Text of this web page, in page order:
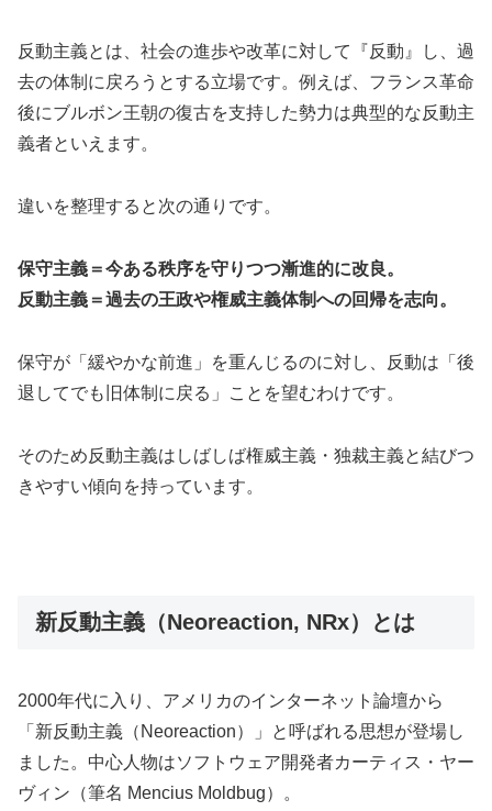
反動主義とは、社会の進歩や改革に対して『反動』し、過
去の体制に戻ろうとする立場です。例えば、フランス革命
後にブルボン王朝の復古を支持した勢力は典型的な反動主
義者といえます。
違いを整理すると次の通りです。
保守主義＝今ある秩序を守りつつ漸進的に改良。
反動主義＝過去の王政や権威主義体制への回帰を志向。
保守が「緩やかな前進」を重んじるのに対し、反動は「後
退してでも旧体制に戻る」ことを望むわけです。
そのため反動主義はしばしば権威主義・独裁主義と結びつ
きやすい傾向を持っています。
新反動主義（Neoreaction, NRx）とは
2000年代に入り、アメリカのインターネット論壇から
「新反動主義（Neoreaction）」と呼ばれる思想が登場し
ました。中心人物はソフトウェア開発者カーティス・ヤー
ヴィン（筆名 Mencius Moldbug）。